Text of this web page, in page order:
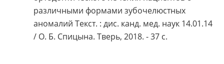
различными формами зубочелюстных
аномалий Текст. : дис. канд. мед. наук 14.01.14
/ О. Б. Спицына. Тверь, 2018. - 37 с.